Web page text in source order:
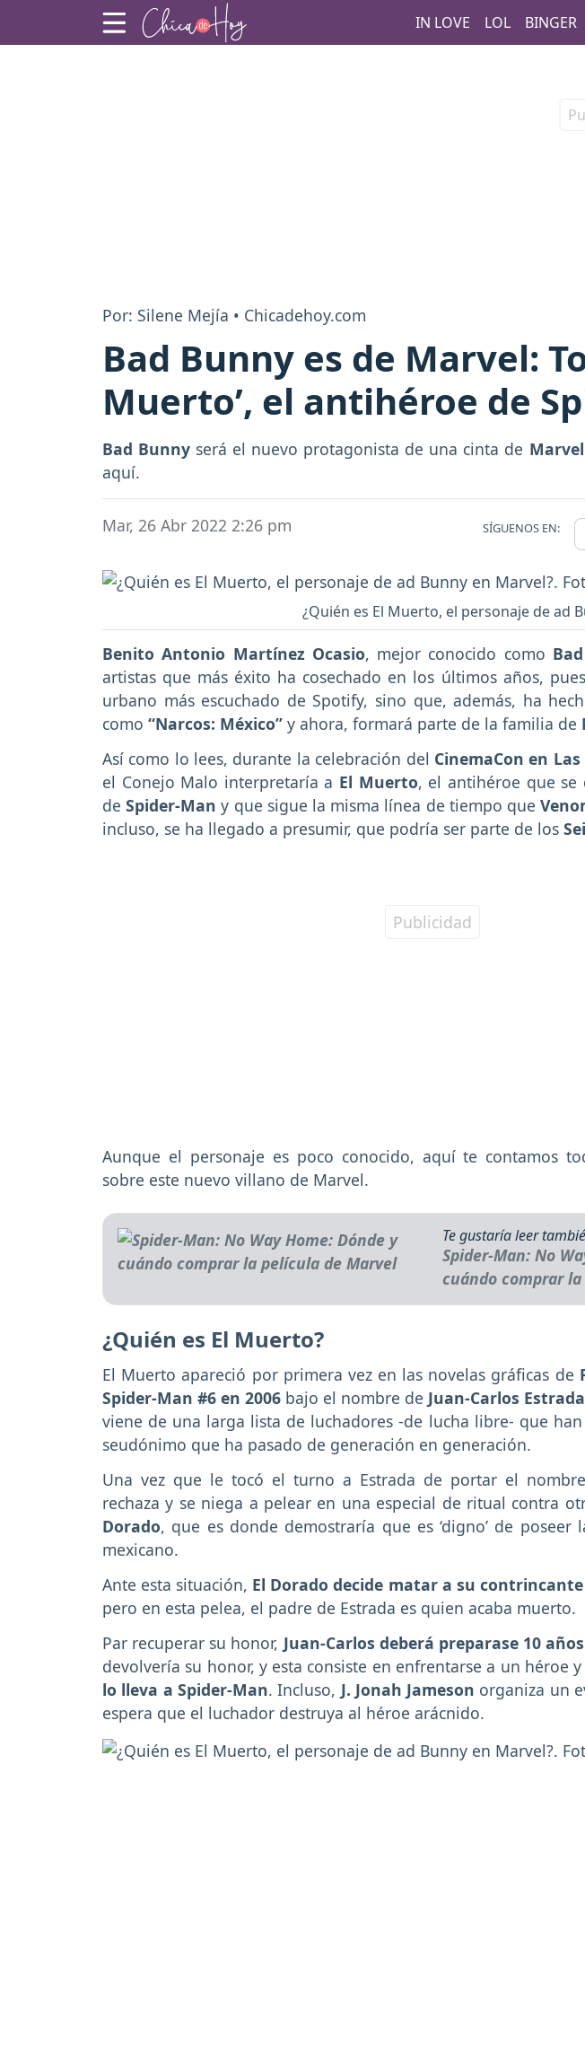
IN LOVE LOL BINGER
Por: Silene Mejía • Chicadehoy.com
Bad Bunny es de Marvel:
Muerto’, el antihéroe de
Bad Bunny será el nuevo protagonista de una cinta de Marvel
aquí.
Mar, 26 Abr 2022 2:26 pm SÍGUENOS EN:
¿Quién es El Muerto, el personaje de ad
Benito Antonio Martínez Ocasio, mejor conocido como
artistas que más éxito ha cosechado en los últimos años,
urbano más escuchado de Spotify, sino que, además, ha
como “Narcos: México” y ahora, formará parte de la familia de
Así como lo lees, durante la celebración del CinemaCon en Las
el Conejo Malo interpretaría a El Muerto, el antihéroe que se
de Spider-Man y que sigue la misma línea de tiempo que
incluso, se ha llegado a presumir, que podría ser parte de los
Aunque el personaje es poco conocido, aquí te contamos
sobre este nuevo villano de Marvel.
Te gustaría leer
Spider-Man: No
cuándo comprar
¿Quién es El Muerto?
El Muerto apareció por primera vez en las novelas gráficas de
Spider-Man #6 en 2006 bajo el nombre de Juan-Carlos
viene de una larga lista de luchadores -de lucha libre- que
seudónimo que ha pasado de generación en generación.
Una vez que le tocó el turno a Estrada de portar el
rechaza y se niega a pelear en una especial de ritual contra
Dorado, que es donde demostraría que es ‘digno’ de poseer
mexicano.
Ante esta situación, El Dorado decide matar a su contrincante
pero en esta pelea, el padre de Estrada es quien acaba muerto.
Par recuperar su honor, Juan-Carlos deberá preparase 10 años
devolvería su honor, y esta consiste en enfrentarse a un héroe
lo lleva a Spider-Man. Incluso, J. Jonah Jameson organiza un
espera que el luchador destruya al héroe arácnido.